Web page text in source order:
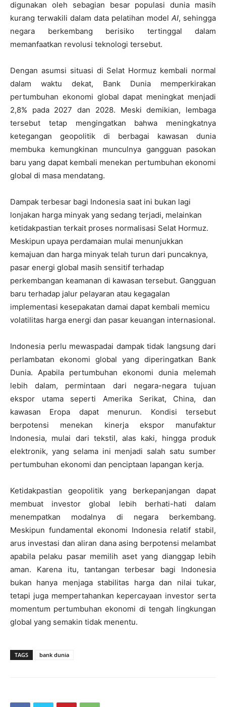
digunakan oleh sebagian besar populasi dunia masih
kurang terwakili dalam data pelatihan model AI, sehingga
negara berkembang berisiko tertinggal dalam
memanfaatkan revolusi teknologi tersebut.
Dengan asumsi situasi di Selat Hormuz kembali normal
dalam waktu dekat, Bank Dunia memperkirakan
pertumbuhan ekonomi global dapat meningkat menjadi
2,8% pada 2027 dan 2028. Meski demikian, lembaga
tersebut tetap mengingatkan bahwa meningkatnya
ketegangan geopolitik di berbagai kawasan dunia
membuka kemungkinan munculnya gangguan pasokan
baru yang dapat kembali menekan pertumbuhan ekonomi
global di masa mendatang.
Dampak terbesar bagi Indonesia saat ini bukan lagi
lonjakan harga minyak yang sedang terjadi, melainkan
ketidakpastian terkait proses normalisasi Selat Hormuz.
Meskipun upaya perdamaian mulai menunjukkan
kemajuan dan harga minyak telah turun dari puncaknya,
pasar energi global masih sensitif terhadap
perkembangan keamanan di kawasan tersebut. Gangguan
baru terhadap jalur pelayaran atau kegagalan
implementasi kesepakatan damai dapat kembali memicu
volatilitas harga energi dan pasar keuangan internasional.
Indonesia perlu mewaspadai dampak tidak langsung dari
perlambatan ekonomi global yang diperingatkan Bank
Dunia. Apabila pertumbuhan ekonomi dunia melemah
lebih dalam, permintaan dari negara-negara tujuan
ekspor utama seperti Amerika Serikat, China, dan
kawasan Eropa dapat menurun. Kondisi tersebut
berpotensi menekan kinerja ekspor manufaktur
Indonesia, mulai dari tekstil, alas kaki, hingga produk
elektronik, yang selama ini menjadi salah satu sumber
pertumbuhan ekonomi dan penciptaan lapangan kerja.
Ketidakpastian geopolitik yang berkepanjangan dapat
membuat investor global lebih berhati-hati dalam
menempatkan modalnya di negara berkembang.
Meskipun fundamental ekonomi Indonesia relatif stabil,
arus investasi dan aliran dana asing berpotensi melambat
apabila pelaku pasar memilih aset yang dianggap lebih
aman. Karena itu, tantangan terbesar bagi Indonesia
bukan hanya menjaga stabilitas harga dan nilai tukar,
tetapi juga mempertahankan kepercayaan investor serta
momentum pertumbuhan ekonomi di tengah lingkungan
global yang semakin tidak menentu.
TAGS bank dunia